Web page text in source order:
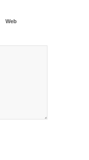
Web